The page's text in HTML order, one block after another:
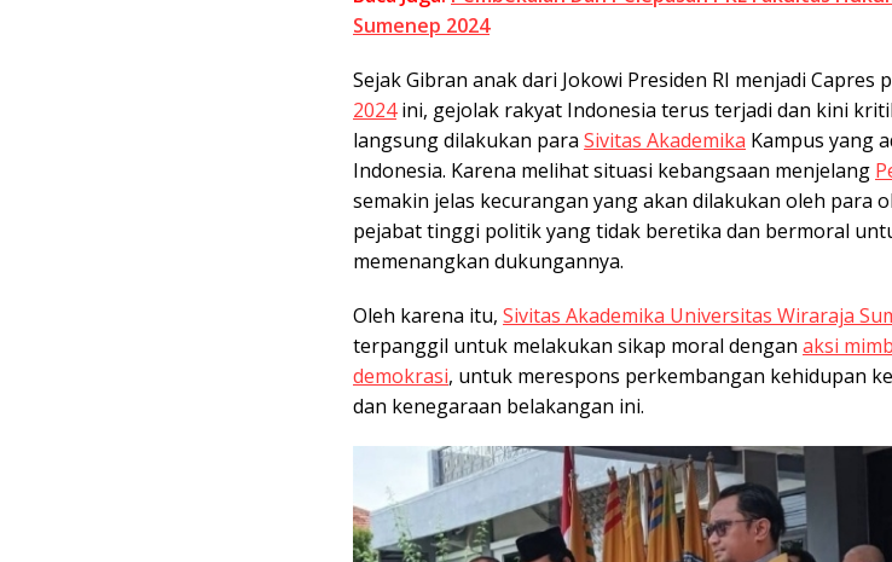
Sumenep 2024
Sejak Gibran anak dari Jokowi Presiden RI menjadi Capres
2024ini, gejolak rakyat Indonesia terus terjadi dan kini
langsung dilakukan para Sivitas Akademika Kampus yang
Indonesia. Karena melihat situasi kebangsaan menjelang
semakin jelas kecurangan yang akan dilakukan oleh para
pejabat tinggi politik yang tidak beretika dan bermoral
memenangkan dukungannya.
Oleh karena itu, Sivitas Akademika Universitas Wiraraja
terpanggil untuk melakukan sikap moral dengan aksi
demokrasi, untuk merespons perkembangan kehidupan
dan kenegaraan belakangan ini.